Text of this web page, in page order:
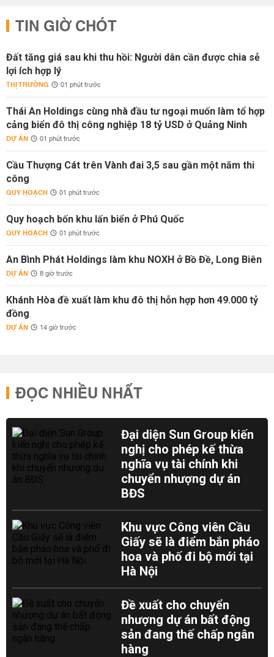
TIN GIỜ CHÓT
Đất tăng giá sau khi thu hồi: Người dân cần được chia sẻ
lợi ích hợp lý
THỊ TRƯỜNG 01 phút trước
Thái An Holdings cùng nhà đầu tư ngoại muốn làm tổ hợp
cảng biển đô thị công nghiệp 18 tỷ USD ở Quảng Ninh
DỰ ÁN 01 phút trước
Cầu Thượng Cát trên Vành đai 3,5 sau gần một năm thi
công
QUY HOẠCH 01 phút trước
Quy hoạch bốn khu lấn biển ở Phú Quốc
QUY HOẠCH 01 phút trước
An Bình Phát Holdings làm khu NOXH ở Bồ Đề, Long Biên
DỰ ÁN 8 giờ trước
Khánh Hòa đề xuất làm khu đô thị hỗn hợp hơn 49.000 tỷ
đồng
DỰ ÁN 14 giờ trước
ĐỌC NHIỀU NHẤT
Đại diện Sun Group kiến
nghị cho phép kế thừa
nghĩa vụ tài chính khi
chuyển nhượng dự án
BĐS
Khu vực Công viên Cầu
Giấy sẽ là điểm bắn pháo
hoa và phố đi bộ mới tại
Hà Nội
Đề xuất cho chuyển
nhượng dự án bất động
sản đang thế chấp ngân
hàng